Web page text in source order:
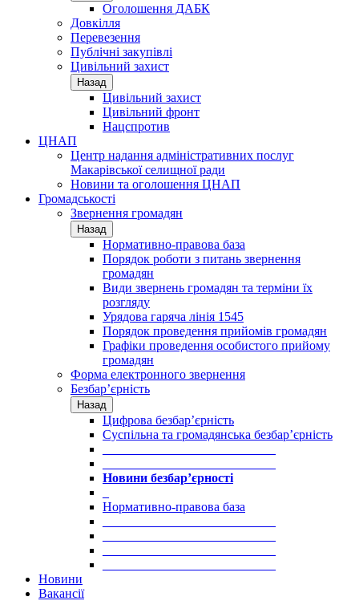
Оголошення ДАБК
Довкілля
Перевезення
Публічні закупівлі
Цивільний захист
Назад
Цивільний захист
Цивільний фронт
Нацспротив
ЦНАП
Центр надання адміністративних послуг
Макарівської селищної ради
Новини та оголошення ЦНАП
Громадськості
Звернення громадян
Назад
Нормативно-правова база
Порядок роботи з питань звернення
громадян
Види звернень громадян та терміни їх
розгляду
Урядова гаряча лінія 1545
Порядок проведення прийомів громадян
Графіки проведення особистого прийому
громадян
Форма електронного звернення
Безбар’єрність
Назад
Цифрова безбар’єрність
Суспільна та громадянська безбар’єрність
Новини безбар’єрності
Нормативно-правова база
Новини
Вакансії